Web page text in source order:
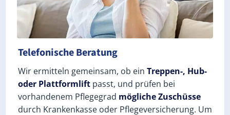
Telefonische Beratung
Wir ermitteln gemeinsam, ob ein Treppen-, Hub-
oder Plattformlift passt, und prüfen bei
vorhandenem Pflegegrad mögliche Zuschüsse
durch Krankenkasse oder Pflegeversicherung. Um